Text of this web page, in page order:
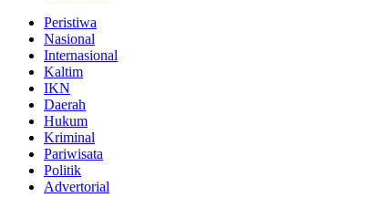
Peristiwa
Nasional
Internasional
Kaltim
IKN
Daerah
Hukum
Kriminal
Pariwisata
Politik
Advertorial